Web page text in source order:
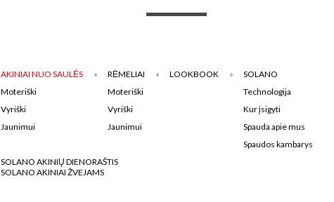
AKINIAI NUO SAULĖS
Moteriški
Vyriški
Jaunimui
RĖMELIAI
Moteriški
Vyriški
Jaunimui
LOOKBOOK
SOLANO
Technologija
Kur įsigyti
Spauda apie mus
Spaudos kambarys
SOLANO AKINIŲ DIENORAŠTIS
SOLANO AKINIAI ŽVEJAMS